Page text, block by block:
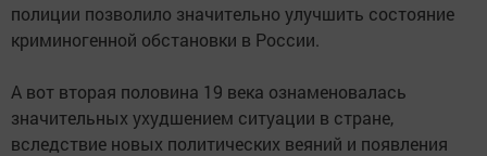
полиции позволило значительно улучшить состояние
криминогенной обстановки в России.
А вот вторая половина 19 века ознаменовалась
значительных ухудшением ситуации в стране,
вследствие новых политических веяний и появления